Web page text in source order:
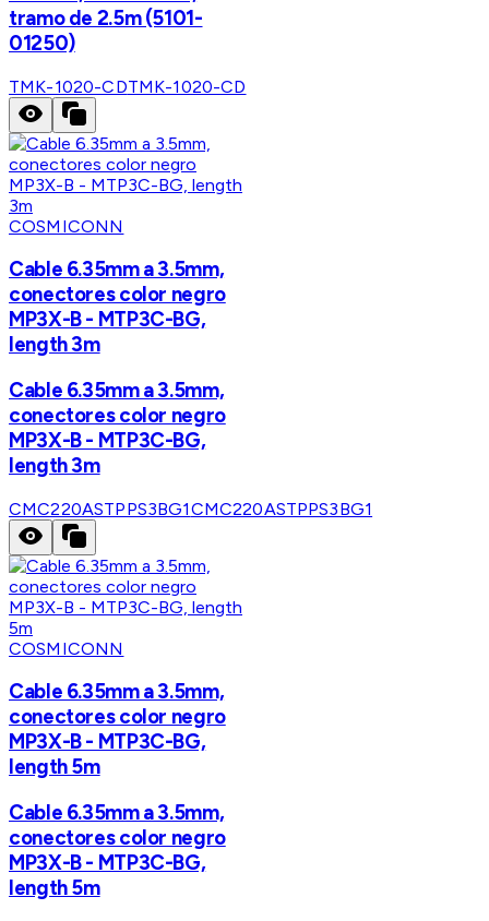
tramo de 2.5m (5101-
01250)
TMK-1020-CDTMK-1020-CD
COSMICONN
Cable 6.35mm a 3.5mm,
conectores color negro
MP3X-B - MTP3C-BG,
length 3m
Cable 6.35mm a 3.5mm,
conectores color negro
MP3X-B - MTP3C-BG,
length 3m
CMC220ASTPPS3BG1CMC220ASTPPS3BG1
COSMICONN
Cable 6.35mm a 3.5mm,
conectores color negro
MP3X-B - MTP3C-BG,
length 5m
Cable 6.35mm a 3.5mm,
conectores color negro
MP3X-B - MTP3C-BG,
length 5m